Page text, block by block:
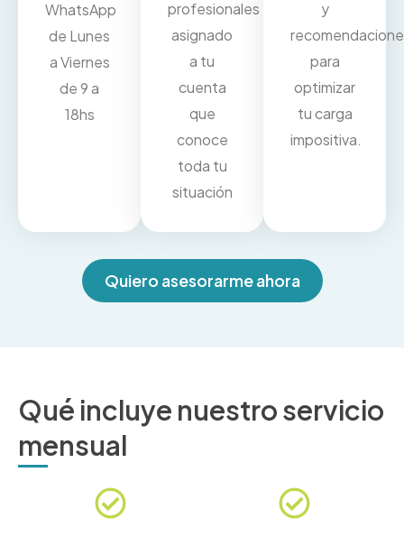
WhatsApp
de Lunes
a Viernes
de 9 a
18hs
profesionales
asignado
a tu
cuenta
que
conoce
toda tu
situación
y
para
optimizar
tu carga
impositiva.
Quiero asesorarme ahora
Qué incluye nuestro servicio
mensual